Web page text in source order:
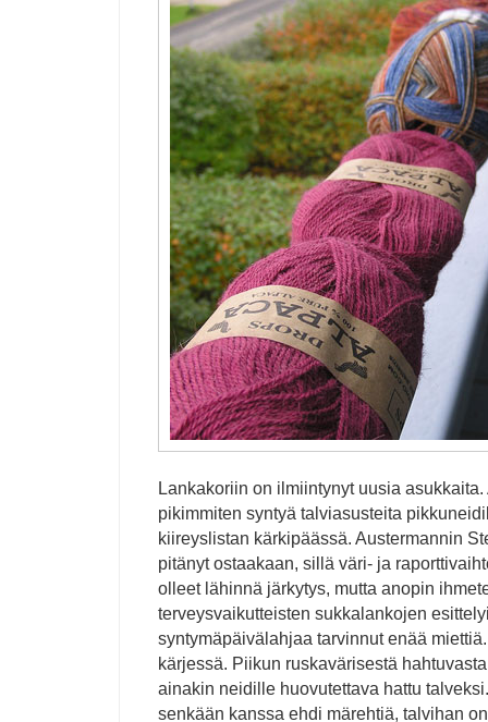
Lankakoriin on ilmiintynyt uusia
pikimmiten syntyä talviasusteita
kiireyslistan kärkipäässä. Austermannin
pitänyt ostaakaan, sillä väri- ja
olleet lähinnä järkytys, mutta anopin
terveysvaikutteisten sukkalankojen
syntymäpäivälahjaa tarvinnut enää
kärjessä. Piikun ruskavärisestä
ainakin neidille huovutettava hattu
senkään kanssa ehdi märehtiä, talvihan